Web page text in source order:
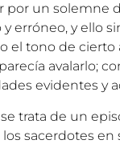
por un solemne
erróneo, y ello
el tono de
avalarlo;
evidentes y
trata de un
sacerdotes en